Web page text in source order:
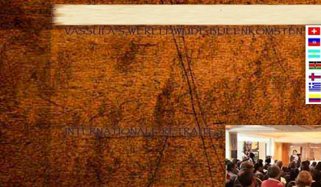
VASSULA’S WERELDWIJDE BIJEENKOMSTEN
INTERNATIONALE RETRAITES